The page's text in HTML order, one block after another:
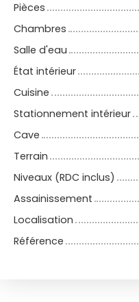
Pièces
Chambres
Salle d'eau
État intérieur
Cuisine
Stationnement intérieur
Cave
Terrain
Niveaux (RDC inclus)
Assainissement
Localisation
Référence